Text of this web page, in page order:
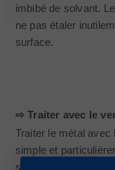
imbibé de solvant.
ne pas étaler
surface.
⇨ Traiter avec le
Traiter le métal avec
simple et
support soit sec,